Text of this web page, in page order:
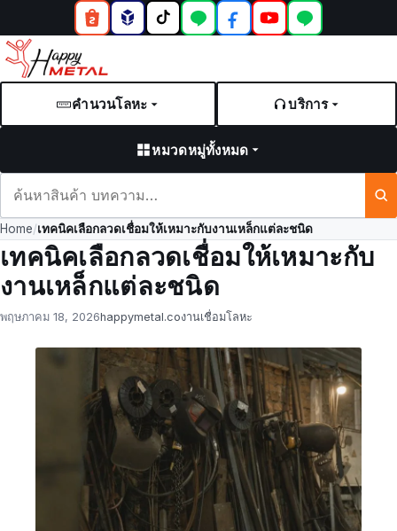
คำนวนโลหะ บริการ
หมวดหมู่ทั้งหมด
และ
บทความ
Home/เทคนิคเลือกลวดเชื่อมให้เหมาะกับงานเหล็กแต่ละชนิด
เทคนิคเลือกลวดเชื่อมให้เหมาะกับ
งานเหล็กแต่ละชนิด
Posted
พฤษภาคม 18, 2026by
happymetal.coin
งานเชื่อมโลหะ